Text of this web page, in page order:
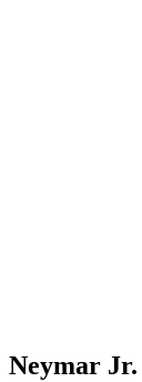
Neymar Jr.